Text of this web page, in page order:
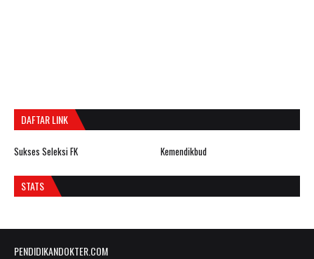
DAFTAR LINK
Sukses Seleksi FK Kemendikbud
STATS
PENDIDIKANDOKTER.COM